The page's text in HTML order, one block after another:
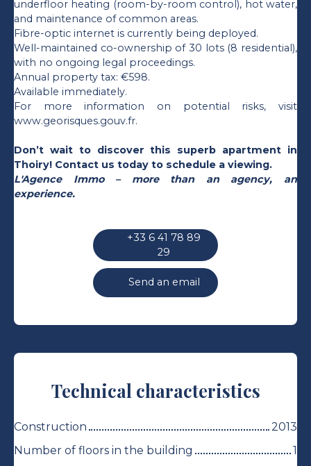
underfloor heating (room-by-room control), hot water,
and maintenance of common areas.
Fibre-optic internet is currently being deployed.
Well-maintained co-ownership of 30 lots (8 residential),
with no ongoing legal proceedings.
Annual property tax: €598.
Available immediately.
For more information on potential risks, visit
www.georisques.gouv.fr.
Don’t wait to discover this superb apartment in
Thoiry! Contact us today to schedule a viewing.
L'Agence Immo – more than an agency, an
experience.
+33 6 41 78 89
29
Send an email
Technical characteristics
Construction
2013
Number of floors in the building
1